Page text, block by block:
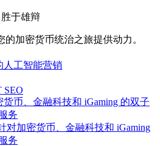
于雄辩
的加密货币统治之旅提供动力。
人工智能营销
SEO
货币、金融科技和 iGaming 的双子
务
对加密货币、金融科技和 iGaming
务